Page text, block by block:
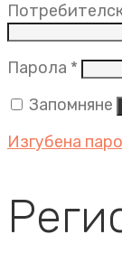
Парола *
Запомняне
Изгубена